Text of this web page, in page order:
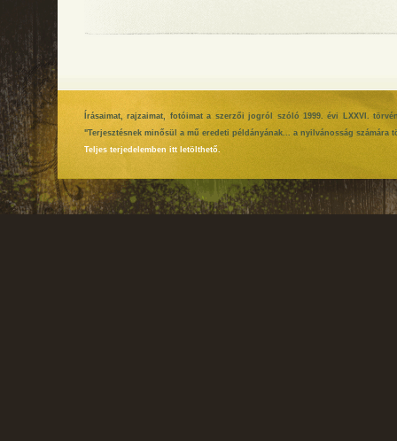
Írásaimat, rajzaimat, fotóimat a szerzői jogról szóló 1999. évi LXXVI.
"Terjesztésnek minősül a mű eredeti példányának... a nyilvánosság
Teljes terjedelemben itt letölthető.